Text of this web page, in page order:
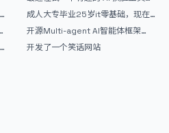
效果挺不错
成人大专毕业25岁it零基础，现在想
考软件设计师，有什么好的建议吗，
谢谢！
开源Multi-agent AI智能体框架
aevatar.ai，欢迎大家贡献代码
开发了一个笑话网站